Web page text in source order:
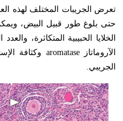
تعرض الجريبات المختلف لهذه
حتى بلوغ طور قبيل البيض،
الخلايا الحبيبية المتكاثرة،
الآروماتازaromatase وكثافة
الجريبي.